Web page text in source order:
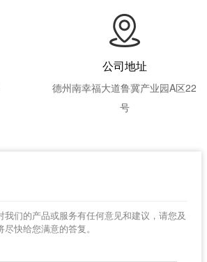
公司地址
德州南幸福大道鲁冀产业园A区22
号
我们的产品或服务有任何意见和建议，请您及
快给您满意的答复。